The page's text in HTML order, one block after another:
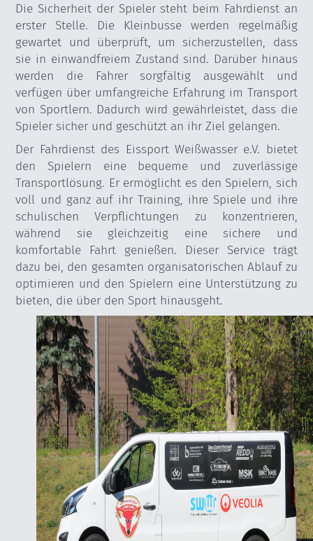
Die Sicherheit der Spieler steht beim Fahrdienst an
erster Stelle. Die Kleinbusse werden regelmäßig
gewartet und überprüft, um sicherzustellen, dass
sie in einwandfreiem Zustand sind. Darüber hinaus
werden die Fahrer sorgfältig ausgewählt und
verfügen über umfangreiche Erfahrung im Transport
von Sportlern. Dadurch wird gewährleistet, dass die
Spieler sicher und geschützt an ihr Ziel gelangen.
Der Fahrdienst des Eissport Weißwasser e.V. bietet
den Spielern eine bequeme und zuverlässige
Transportlösung. Er ermöglicht es den Spielern, sich
voll und ganz auf ihr Training, ihre Spiele und ihre
schulischen Verpflichtungen zu konzentrieren,
während sie gleichzeitig eine sichere und
komfortable Fahrt genießen. Dieser Service trägt
dazu bei, den gesamten organisatorischen Ablauf zu
optimieren und den Spielern eine Unterstützung zu
bieten, die über den Sport hinausgeht.